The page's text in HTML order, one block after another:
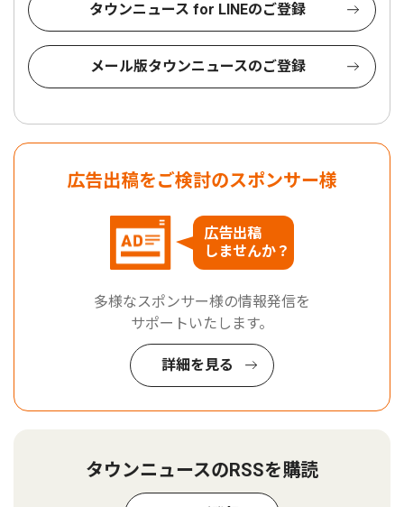
タウンニュース for LINEのご登録
メール版タウンニュースのご登録
広告出稿をご検討のスポンサー様
広告出稿
しませんか？
多様なスポンサー様の情報発信を
サポートいたします。
詳細を見る
タウンニュースのRSSを購読